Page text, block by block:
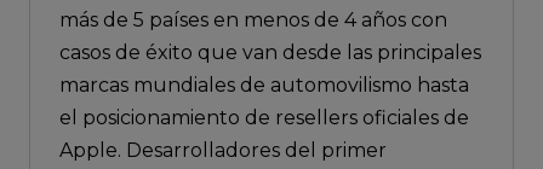
más de 5 países en menos de 4 años con
casos de éxito que van desde las principales
marcas mundiales de automovilismo hasta
el posicionamiento de resellers oficiales de
Apple. Desarrolladores del primer